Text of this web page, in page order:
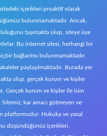
içerikleri proaktif olarak
bulunmamaktadır. Ancak,
taşımakta olup, siteye üye
Bu internet sitesi, herhangi bir
bağlantısı bulunmamaktadır.
paylaşılmaktadır. Burada yer
olup, gerçek kurum ve kişiler
Gerçek kurum ve kişiler ile isim
kar amacı gütmeyen ve
platformudur. Hukuka ve yasal
düşündüğünüz içerikleri,